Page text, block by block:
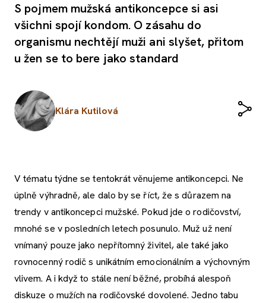
S pojmem mužská antikoncepce si asi
všichni spojí kondom. O zásahu do
organismu nechtějí muži ani slyšet, přitom
u žen se to bere jako standard
Klára Kutilová
V tématu týdne se tentokrát věnujeme antikoncepci. Ne
úplně výhradně, ale dalo by se říct, že s důrazem na
trendy v antikoncepci mužské. Pokud jde o rodičovství,
mnohé se v posledních letech posunulo. Muž už není
vnímaný pouze jako nepřítomný živitel, ale také jako
rovnocenný rodič s unikátním emocionálním a výchovným
vlivem. A i když to stále není běžné, probíhá alespoň
diskuze o mužích na rodičovské dovolené. Jedno tabu